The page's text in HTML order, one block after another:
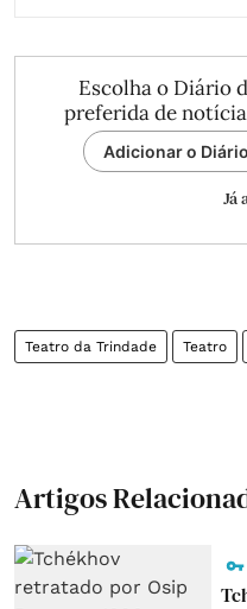
Escolha o Diário
preferida de
Adicionar o
Já
Teatro da Trindade Teatro
Artigos